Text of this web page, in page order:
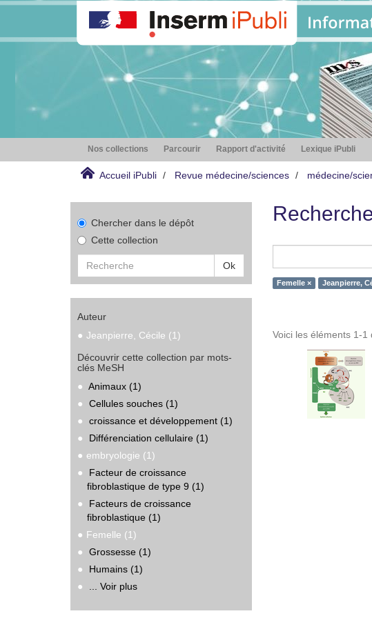
Nos collections Parcourir Rapport d'activité Lexique iPubli
Accueil iPubli Revue médecine/sciences médecine/
Chercher dans le dépôt
Cette collection
Ok
Auteur
Jeanpierre, Cécile (1)
Découvrir cette collection par mots-
clés MeSH
Animaux (1)
Cellules souches (1)
croissance et développement (1)
Différenciation cellulaire (1)
embryologie (1)
Facteur de croissance
fibroblastique de type 9 (1)
Facteurs de croissance
fibroblastique (1)
Femelle (1)
Grossesse (1)
Humains (1)
... Voir plus
Femelle × Jeanpierre,
Voici les éléments 1-1